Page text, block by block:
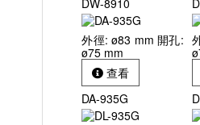
外徑: ø83 mm 開孔:
ø75 mm
查看
DA-935G